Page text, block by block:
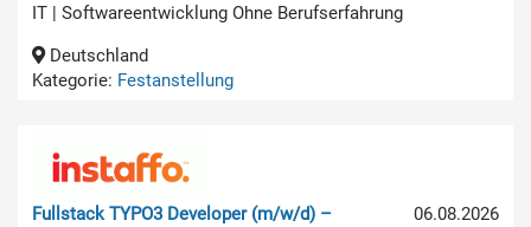
IT | Softwareentwicklung Ohne Berufserfahrung
Deutschland
Kategorie: Festanstellung
06.08.2026
Fullstack TYPO3 Developer (m/w/d) –